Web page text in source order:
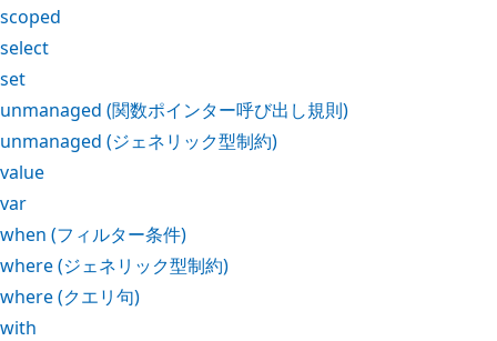
scoped
select
set
unmanaged (関数ポインター呼び出し規則)
unmanaged (ジェネリック型制約)
value
var
when (フィルター条件)
where(ジェネリック型制約)
where(クエリ句)
with